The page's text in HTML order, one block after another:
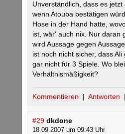
Unverständlich, dass es
wenn Atouba bestätigen
Hose in der Hand hatte,
ist, wär‘ auch nix. Nur daran
wird Aussage gegen
ist noch nicht sicher, dass
gar nicht für 3 Spiele. Wo
Verhältnismäßigkeit?
Kommentieren | Antworten
#29 dkdone
18.09.2007 um 09:43 Uhr